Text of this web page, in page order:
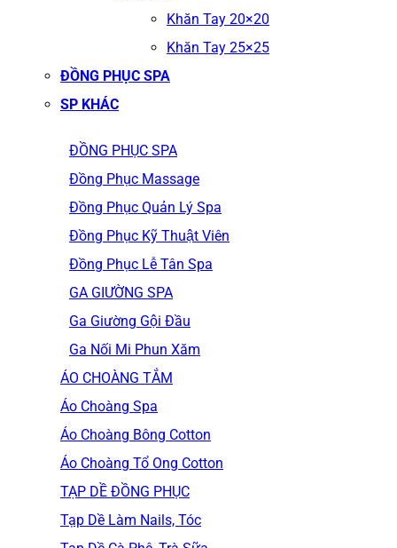
Khăn Tay 20×20
Khăn Tay 25×25
ĐỒNG PHỤC SPA
SP KHÁC
ĐỒNG PHỤC SPA
Đồng Phục Massage
Đồng Phục Quản Lý Spa
Đồng Phục Kỹ Thuật Viên
Đồng Phục Lễ Tân Spa
GA GIƯỜNG SPA
Ga Giường Gội Đầu
Ga Nối Mi Phun Xăm
ÁO CHOÀNG TẮM
Áo Choàng Spa
Áo Choàng Bông Cotton
Áo Choàng Tổ Ong Cotton
TẠP DỀ ĐỒNG PHỤC
Tạp Dề Làm Nails, Tóc